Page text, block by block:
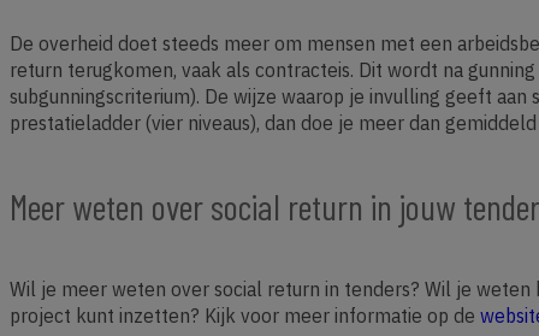
De overheid doet steeds meer om mensen met een
return terugkomen, vaak als contracteis. Dit wordt na
subgunningscriterium). De wijze waarop je invulling geeft
prestatieladder (vier niveaus), dan doe je meer dan
Meer weten over social return in jouw
Wil je meer weten over social return in tenders? Wil je
project kunt inzetten? Kijk voor meer informatie op de